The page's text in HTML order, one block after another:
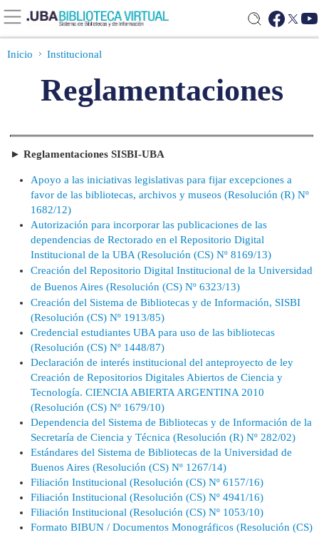
Inicio Institucional
Reglamentaciones
► Reglamentaciones SISBI-UBA
Apoyo a las iniciativas legislativas para fijar excepciones a
favor de las bibliotecas, archivos y museos (Resolución (R) Nº
1682/12)
Autorización para incorporar las publicaciones de las
dependencias de Rectorado en el Repositorio Digital
Institucional de la UBA (Resolución (CS) Nº 8169/13)
Creación del Repositorio Digital Institucional de la Universidad
de Buenos Aires (Resolución (CS) Nº 6323/13)
Creación del Sistema de Bibliotecas y de Información, SISBI
(Resolución (CS) Nº 1913/85)
Credencial estudiantes UBA para uso de las bibliotecas
(Resolución (CS) Nº 1448/87)
Declaración de interés institucional del anteproyecto de ley
Creación de Repositorios Digitales Abiertos de Ciencia y
Tecnología. CIENCIA ABIERTA ARGENTINA 2010
(Resolución (CS) Nº 1679/10)
Dependencia del Sistema de Bibliotecas y de Información de la
Secretaría de Ciencia y Técnica (Resolución (R) Nº 282/02)
Estándares del Sistema de Bibliotecas de la Universidad de
Buenos Aires (Resolución (CS) Nº 1267/14)
Filiación Institucional (Resolución (CS) Nº 6157/16)
Filiación Institucional (Resolución (CS) Nº 4941/16)
Filiación Institucional (Resolución (CS) Nº 1053/10)
Formato BIBUN / Documentos Monográficos (Resolución (CS)